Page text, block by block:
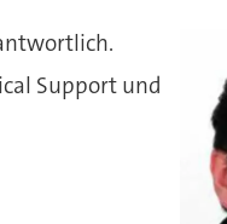
Support und